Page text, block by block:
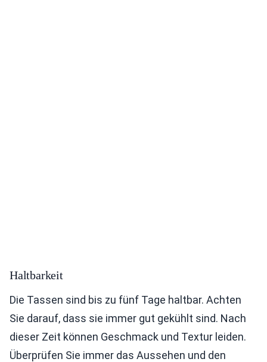
Haltbarkeit
Die Tassen sind bis zu fünf Tage haltbar. Achten
Sie darauf, dass sie immer gut gekühlt sind. Nach
dieser Zeit können Geschmack und Textur leiden.
Überprüfen Sie immer das Aussehen und den